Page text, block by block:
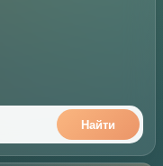
Найти